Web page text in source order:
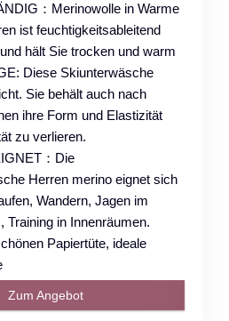
：Merinowolle in Warme
ist feuchtigkeitsableitend
hält Sie trocken und warm
Diese Skiunterwäsche
Sie behält auch nach
ihre Form und Elastizität
zu verlieren.
：Die
Herren merino eignet sich
Wandern, Jagen im
Training in Innenräumen.
Papiertüte, ideale
Zum Angebot